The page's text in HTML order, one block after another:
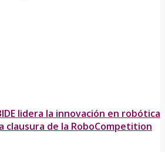
lidera la innovación en robótica
clausura de la RoboCompetition